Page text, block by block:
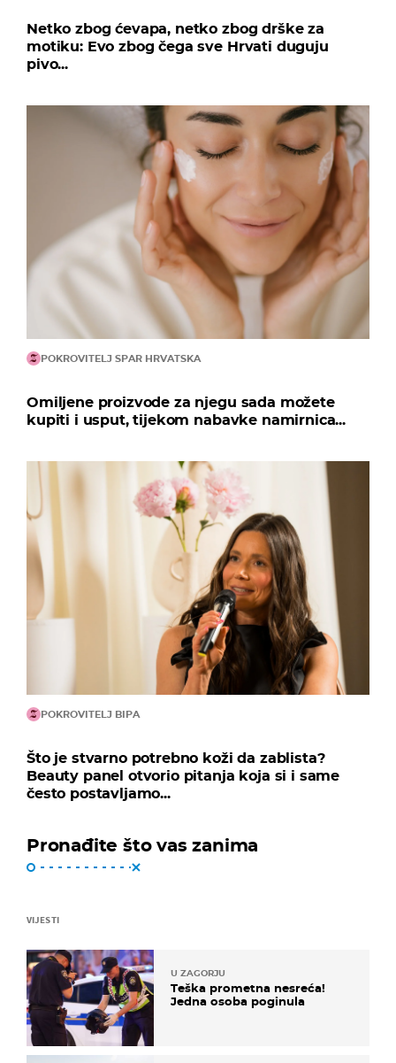
Netko zbog ćevapa, netko zbog drške za
motiku: Evo zbog čega sve Hrvati duguju
pivo...
POKROVITELJ SPAR HRVATSKA
Omiljene proizvode za njegu sada možete
kupiti i usput, tijekom nabavke namirnica...
POKROVITELJ BIPA
Što je stvarno potrebno koži da zablista?
Beauty panel otvorio pitanja koja si i same
često postavljamo...
Pronađite što vas zanima
VIJESTI
U ZAGORJU
Teška prometna nesreća!
Jedna osoba poginula